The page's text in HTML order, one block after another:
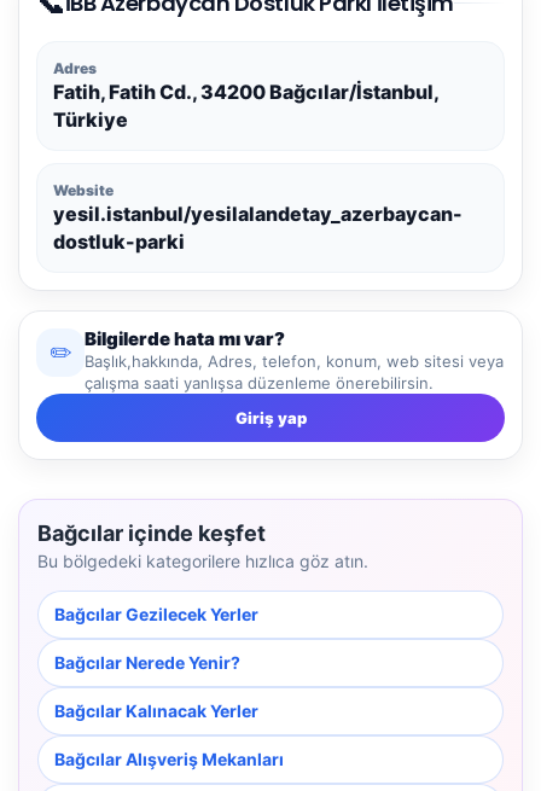
Adres
Fatih, Fatih Cd., 34200 Bağcılar/İstanbul,
Türkiye
Website
yesil.istanbul/yesilalandetay_azerbaycan-
dostluk-parki
✏️
Bilgilerde hata mı var?
Başlık,hakkında, Adres, telefon, konum, web sitesi veya
çalışma saati yanlışsa düzenleme önerebilirsin.
Giriş yap
Bağcılar içinde keşfet
Bu bölgedeki kategorilere hızlıca göz atın.
Bağcılar Gezilecek Yerler
Bağcılar Nerede Yenir?
Bağcılar Kalınacak Yerler
Bağcılar Alışveriş Mekanları